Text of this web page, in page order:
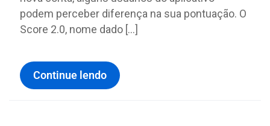
podem perceber diferença na sua pontuação. O
Score 2.0, nome dado […]
Continue lendo